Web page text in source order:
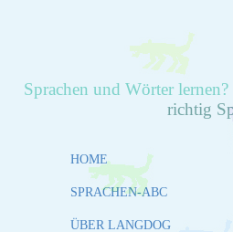
Sprachen und Wörter lernen?
richtig
HOME
SPRACHEN-ABC
ÜBER LANGDOG